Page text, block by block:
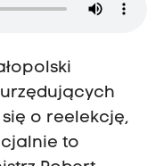
o reelekcję,
to